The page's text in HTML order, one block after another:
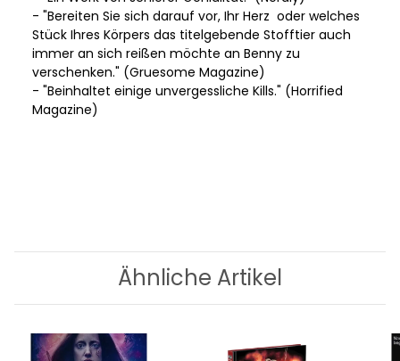
- "Bereiten Sie sich darauf vor, Ihr Herz oder welches
Stück Ihres Körpers das titelgebende Stofftier auch
immer an sich reißen möchte an Benny zu
verschenken." (Gruesome Magazine)
- "Beinhaltet einige unvergessliche Kills." (Horrified
Magazine)
Ähnliche Artikel